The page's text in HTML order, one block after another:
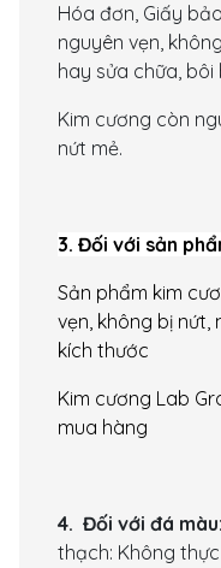
Hóa đơn, Giấy
nguyên vẹn,
hay sửa chữa, bôi
Kim cương còn
nứt mẻ.
3. Đối với sản
Sản phẩm kim
vẹn, không bị
kích thước
Kim cương Lab
mua hàng
4. Đối với đá màu:
thạch: Không